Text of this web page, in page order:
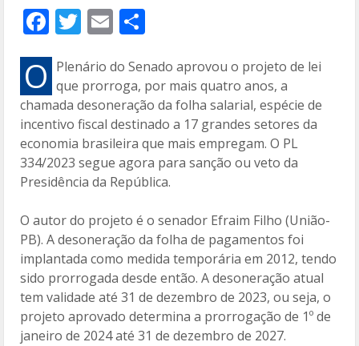
F
ac
e
b
o
o
k
T
w
itt
er
E
m
ai
l
m
p
ar
til
h
ar
O Plenário do Senado aprovou o projeto de lei
que prorroga, por mais quatro anos, a
chamada desoneração da folha salarial, espécie de
incentivo fiscal destinado a 17 grandes setores da
economia brasileira que mais empregam. O PL
334/2023 segue agora para sanção ou veto da
Presidência da República.
O autor do projeto é o senador Efraim Filho (União-
PB). A desoneração da folha de pagamentos foi
implantada como medida temporária em 2012, tendo
sido prorrogada desde então. A desoneração atual
tem validade até 31 de dezembro de 2023, ou seja, o
projeto aprovado determina a prorrogação de 1º de
janeiro de 2024 até 31 de dezembro de 2027.